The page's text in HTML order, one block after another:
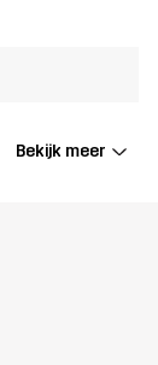
Bekijk meer